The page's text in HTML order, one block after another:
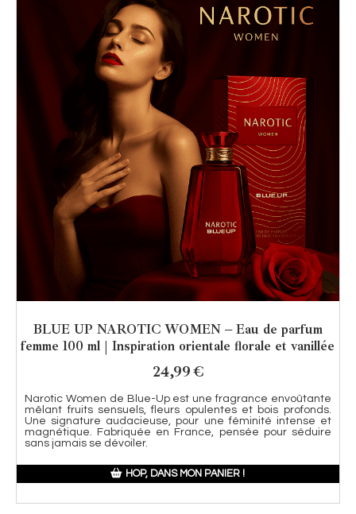
BLUE UP NAROTIC WOMEN – Eau de parfum
femme 100 ml | Inspiration orientale florale et vanillée
24,99€
Narotic Women de Blue-Up est une fragrance envoûtante
mêlant fruits sensuels, fleurs opulentes et bois profonds.
Une signature audacieuse, pour une féminité intense et
magnétique. Fabriquée en France, pensée pour séduire
sans jamais se dévoiler.
HOP, DANS MON PANIER !